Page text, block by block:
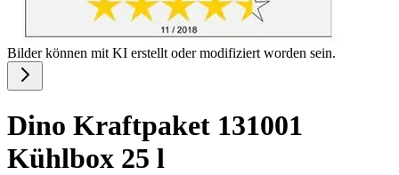
Bilder können mit KI erstellt oder modifiziert worden sein.
Dino Kraftpaket 131001
Kühlbox 25 l